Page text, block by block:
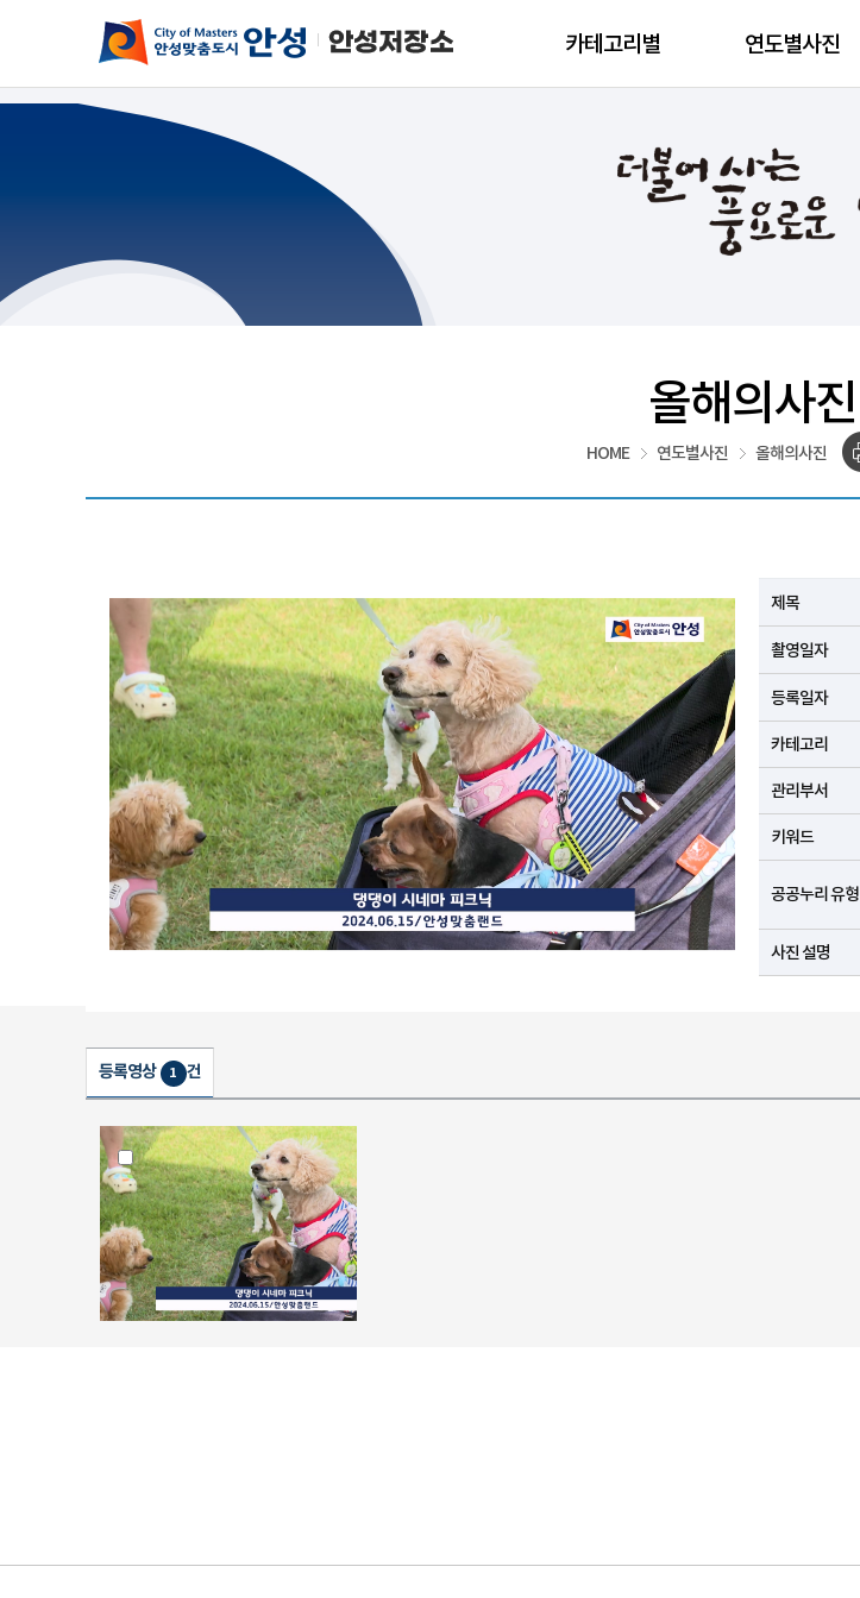
카테고리별 연도별사진
올해의사진
HOME 연도별사진 올해의사진
제목
촬영일자
등록일자
카테고리
관리부서
키워드
공공누리 유형
사진 설명
등록영상 1 건